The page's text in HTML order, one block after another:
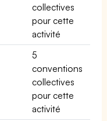
collectives
pour cette
activité
5
conventions
collectives
pour cette
activité